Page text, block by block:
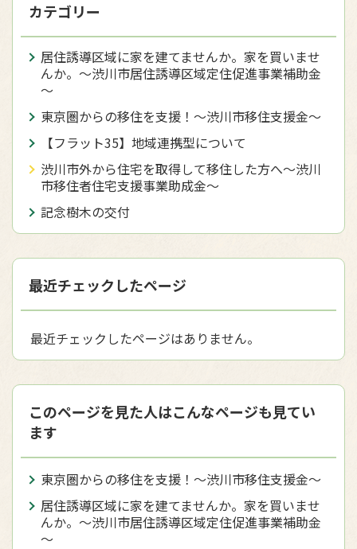
カテゴリー
居住誘導区域に家を建てませんか。家を買いませ
んか。～渋川市居住誘導区域定住促進事業補助金
～
東京圏からの移住を支援！～渋川市移住支援金～
【フラット35】地域連携型について
渋川市外から住宅を取得して移住した方へ〜渋川
市移住者住宅支援事業助成金〜
記念樹木の交付
最近チェックしたページ
最近チェックしたページはありません。
このページを見た人はこんなページも見てい
ます
東京圏からの移住を支援！～渋川市移住支援金～
居住誘導区域に家を建てませんか。家を買いませ
んか。～渋川市居住誘導区域定住促進事業補助金
～